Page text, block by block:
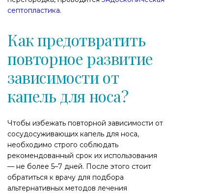
септопластика.
Как предотвратить
повторное развитие
зависимости от
капель для носа?
Чтобы избежать повторной зависимости от
сосудосуживающих капель для носа,
необходимо строго соблюдать
рекомендованный срок их использования
— не более 5–7 дней. После этого стоит
обратиться к врачу для подбора
альтернативных методов лечения